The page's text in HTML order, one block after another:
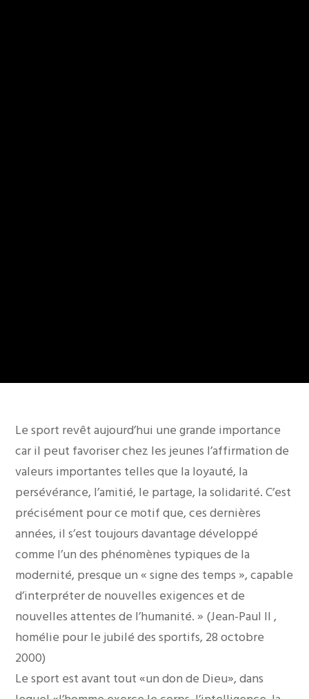
Le sport revêt aujourd’hui une grande importance
car il peut favoriser chez les jeunes l’affirmation de
valeurs importantes telles que la loyauté, la
persévérance, l’amitié, le partage, la solidarité. C’est
précisément pour ce motif que, ces dernières
années, il s’est toujours davantage développé
comme l’un des phénomènes typiques de la
modernité, presque un « signe des temps », capable
d’interpréter de nouvelles exigences et de
nouvelles attentes de l’humanité. » (Jean-Paul II ,
homélie pour le jubilé des sportifs, 28 octobre
2000)
Le sport est avant tout «un don de Dieu», dans